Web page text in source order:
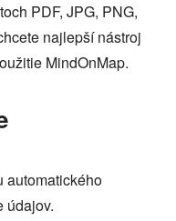
PDF, JPG, PNG,
najlepší nástroj
MindOnMap.
automatického
údajov.